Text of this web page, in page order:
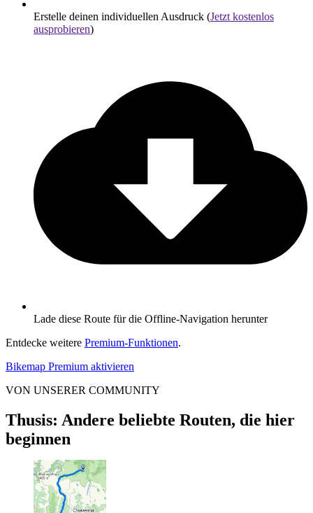
Erstelle deinen individuellen Ausdruck (Jetzt kostenlos
ausprobieren)
Lade diese Route für die Offline-Navigation herunter
Entdecke weitere Premium-Funktionen.
Bikemap Premium aktivieren
VON UNSERER COMMUNITY
Thusis: Andere beliebte Routen, die hier
beginnen